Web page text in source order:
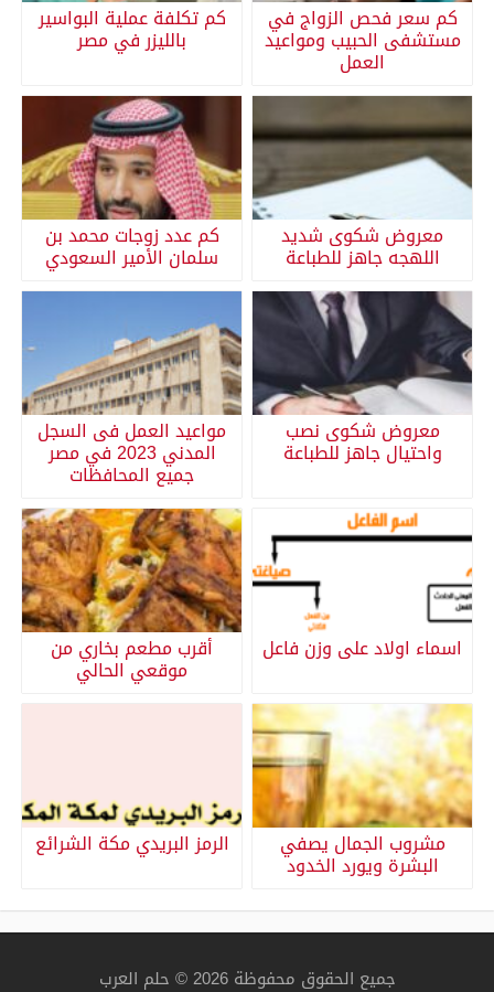
كم سعر فحص الزواج في
مستشفى الحبيب ومواعيد
العمل
كم تكلفة عملية البواسير
بالليزر في مصر
معروض شكوى شديد
اللهجه جاهز للطباعة
كم عدد زوجات محمد بن
سلمان الأمير السعودي
معروض شكوى نصب
واحتيال جاهز للطباعة
مواعيد العمل فى السجل
المدني 2023 في مصر
جميع المحافظات
اسماء اولاد على وزن فاعل أقرب مطعم بخاري من
موقعي الحالي
مشروب الجمال يصفي
البشرة ويورد الخدود
الرمز البريدي مكة الشرائع
جميع الحقوق محفوظة 2026 © حلم العرب